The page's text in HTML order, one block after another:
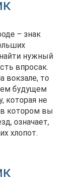
– знак
нужный
впросак.
вокзале, то
будущем
которая не
в котором вы
означает,
хлопот.